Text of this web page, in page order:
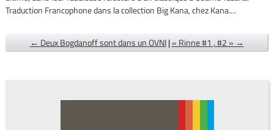
Traduction Francophone dans la collection Big Kana, chez Kana....
← Deux Bogdanoff sont dans un OVNI |« Rinne #1 , #2 » →